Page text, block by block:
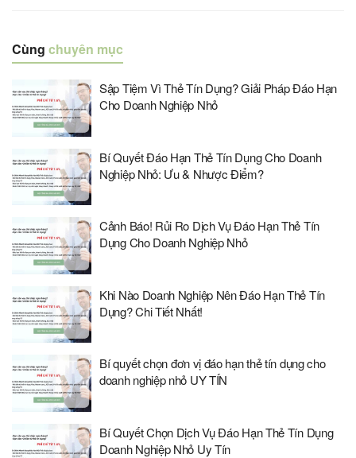
Cùng chuyên mục
Sập Tiệm Vì Thẻ Tín Dụng? Giải Pháp Đáo Hạn
Cho Doanh Nghiệp Nhỏ
Bí Quyết Đáo Hạn Thẻ Tín Dụng Cho Doanh
Nghiệp Nhỏ: Ưu & Nhược Điểm?
Cảnh Báo! Rủi Ro Dịch Vụ Đáo Hạn Thẻ Tín
Dụng Cho Doanh Nghiệp Nhỏ
Khi Nào Doanh Nghiệp Nên Đáo Hạn Thẻ Tín
Dụng? Chi Tiết Nhất!
Bí quyết chọn đơn vị đáo hạn thẻ tín dụng cho
doanh nghiệp nhỏ UY TÍN
Bí Quyết Chọn Dịch Vụ Đáo Hạn Thẻ Tín Dụng
Doanh Nghiệp Nhỏ Uy Tín